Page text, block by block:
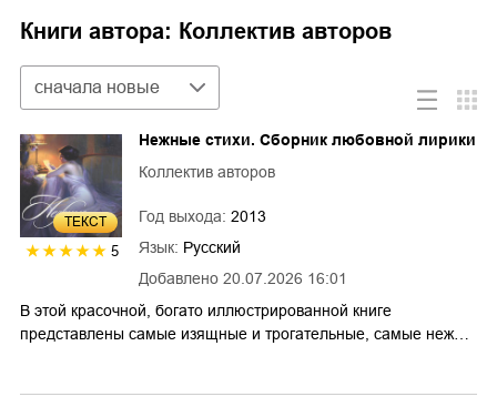
Книги автора: Коллектив авторов
Сортировка
сначала новые
ТЕКСТ
5
Добавлено 20.07.2026 16:01
Нежные стихи. Сборник любовной лирики
Коллектив авторов
Год выхода: 2013
Язык: Русский
В этой красочной, богато иллюстрированной книге
представлены самые изящные и трогательные, самые неж…